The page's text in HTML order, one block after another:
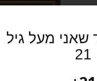
שאני מעל גיל
21